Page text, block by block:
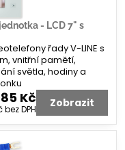
- LCD 7" s
řady V-LINE s
vnitřní pamětí,
světla, hodiny a
Kč
bez DPH Zobrazit